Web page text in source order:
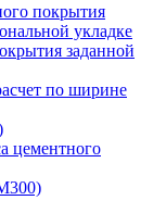
покрытия
укладке
заданной
по ширине
цементного